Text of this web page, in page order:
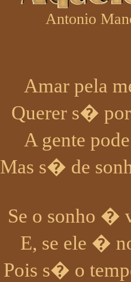
Antonio
Amar pela
Querer s�
A gente
Mas s� de
Se o sonho �
E, se ele �
Pois s� o